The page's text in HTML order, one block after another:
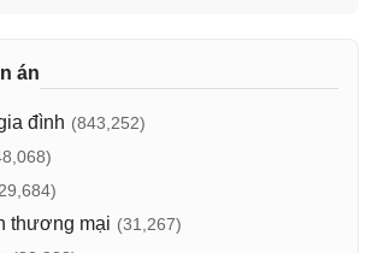
án
đình (843,252)
thương mại (31,267)